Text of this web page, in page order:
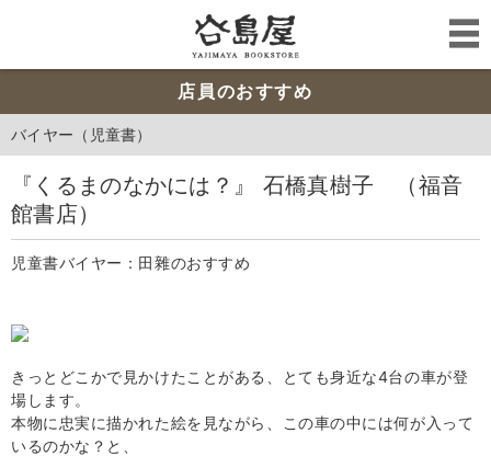
店員のおすすめ
バイヤー（児童書）
『くるまのなかには？』 石橋真樹子 （福音
館書店）
児童書バイヤー：田雜のおすすめ
きっとどこかで見かけたことがある、とても身近な4台の車が登
場します。
本物に忠実に描かれた絵を見ながら、この車の中には何が入って
いるのかな？と、